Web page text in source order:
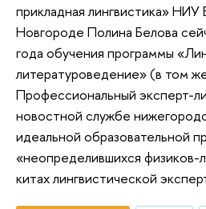
прикладная лингвистика»
Новгороде Полина Белова
года обучения программы
литературоведение» (в том
Профессиональный эксперт-
новостной службе
идеальной образовательной
«неопределившихся физиков-
китах лингвистической